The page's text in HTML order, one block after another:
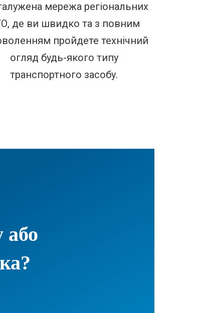
мережа регіональних
де ви швидко та з повним
пройдете технічний
огляд будь-якого типу
транспортного засобу.
або